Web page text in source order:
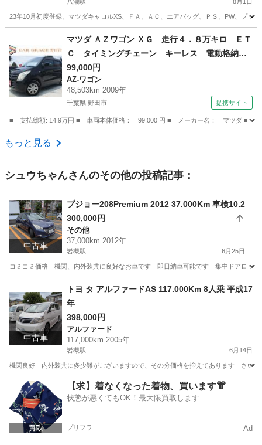
23年10月初度登録、マツダキャロルXS、ＦＡ、ＡＣ、エアバッグ、ＰＳ、PW、プ
八潮駅 その他
マツダ ＡＺワゴン ＸＧ 走行４．８万キロ ＥＴ
Ｃ タイミングチェーン キーレス 電動格納ミ
ラー ドアバイザー プライバシーガラス Ｃ
Ｄ ＦＭ ＡＭ ヘッドライトレベライザー 純
正セキュリティ パワーウィンドウ Ｗエアバッ
99,000円
AZ-ワゴン
48,503km 2009年
千葉県 野田市 提携サイト
■ 支払総額: 14.9万円 ■ 車両本体価格： 99,000 円 ■ メーカー名： マツダ ■
千葉 野田市
もっと見る
シュウちゃんさんのその他の投稿記事：
中古車
プジョー208Premium 2012 37.000Km 車検10.2
300,000円
その他
37,000km 2012年
岩槻駅 6月25日
コミコミ価格 機関、内外装共に良好なお車です 即日納車可能です 集中ドアロッ
さいたま市 岩槻駅
中古車
トヨ タ アルファードAS 117.000Km 8人乗 平成17
年
398,000円
アルファード
117,000km 2005年
岩槻駅 6月14日
機関良好 内外装共に多少難がございますので、その分価格を抑えてあります
埼玉 さいたま市 岩槻駅 アルファード
【求】着なくなった着物、買います👘
状態が悪くてもOK！最大限買取します
プリフラ Ad